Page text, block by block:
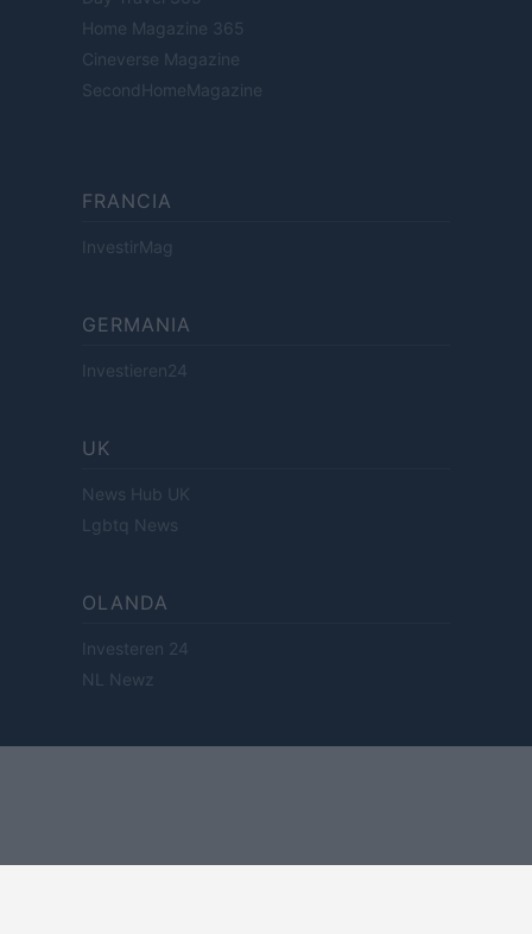
Home Magazine 365
Cineverse Magazine
SecondHomeMagazine
FRANCIA
InvestirMag
GERMANIA
Investieren24
UK
News Hub UK
Lgbtq News
OLANDA
Investeren 24
NL Newz